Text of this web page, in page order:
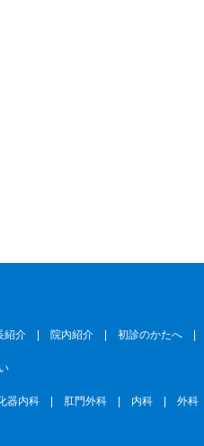
紹介 |院内紹介 |初診のかたへ |
器内科 | 肛門外科 | 内科 |外科